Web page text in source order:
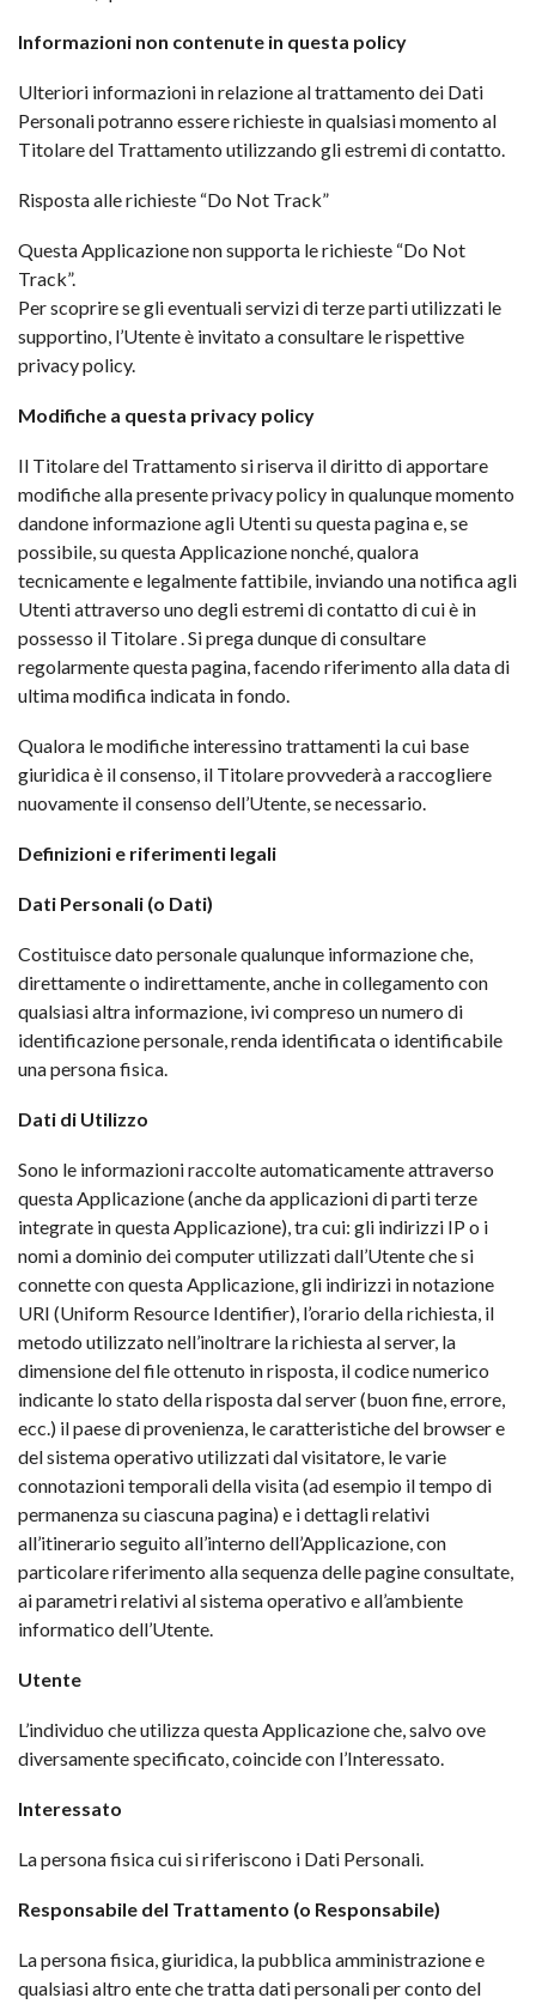
Informazioni non contenute in questa policy
Ulteriori informazioni in relazione al trattamento dei Dati
Personali potranno essere richieste in qualsiasi momento al
Titolare del Trattamento utilizzando gli estremi di contatto.
Risposta alle richieste “Do Not Track”
Questa Applicazione non supporta le richieste “Do Not
Track”.
Per scoprire se gli eventuali servizi di terze parti utilizzati le
supportino, l’Utente è invitato a consultare le rispettive
privacy policy.
Modifiche a questa privacy policy
Il Titolare del Trattamento si riserva il diritto di apportare
modifiche alla presente privacy policy in qualunque momento
dandone informazione agli Utenti su questa pagina e, se
possibile, su questa Applicazione nonché, qualora
tecnicamente e legalmente fattibile, inviando una notifica agli
Utenti attraverso uno degli estremi di contatto di cui è in
possesso il Titolare . Si prega dunque di consultare
regolarmente questa pagina, facendo riferimento alla data di
ultima modifica indicata in fondo.
Qualora le modifiche interessino trattamenti la cui base
giuridica è il consenso, il Titolare provvederà a raccogliere
nuovamente il consenso dell’Utente, se necessario.
Definizioni e riferimenti legali
Dati Personali (o Dati)
Costituisce dato personale qualunque informazione che,
direttamente o indirettamente, anche in collegamento con
qualsiasi altra informazione, ivi compreso un numero di
identificazione personale, renda identificata o identificabile
una persona fisica.
Dati di Utilizzo
Sono le informazioni raccolte automaticamente attraverso
questa Applicazione (anche da applicazioni di parti terze
integrate in questa Applicazione), tra cui: gli indirizzi IP o i
nomi a dominio dei computer utilizzati dall’Utente che si
connette con questa Applicazione, gli indirizzi in notazione
URI (Uniform Resource Identifier), l’orario della richiesta, il
metodo utilizzato nell’inoltrare la richiesta al server, la
dimensione del file ottenuto in risposta, il codice numerico
indicante lo stato della risposta dal server (buon fine, errore,
ecc.) il paese di provenienza, le caratteristiche del browser e
del sistema operativo utilizzati dal visitatore, le varie
connotazioni temporali della visita (ad esempio il tempo di
permanenza su ciascuna pagina) e i dettagli relativi
all’itinerario seguito all’interno dell’Applicazione, con
particolare riferimento alla sequenza delle pagine consultate,
ai parametri relativi al sistema operativo e all’ambiente
informatico dell’Utente.
Utente
L’individuo che utilizza questa Applicazione che, salvo ove
diversamente specificato, coincide con l’Interessato.
Interessato
La persona fisica cui si riferiscono i Dati Personali.
Responsabile del Trattamento (o Responsabile)
La persona fisica, giuridica, la pubblica amministrazione e
qualsiasi altro ente che tratta dati personali per conto del